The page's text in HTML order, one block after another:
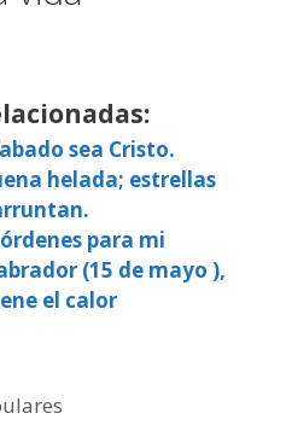
sea Cristo.
helada; estrellas
para mi
(15 de mayo ),
el calor